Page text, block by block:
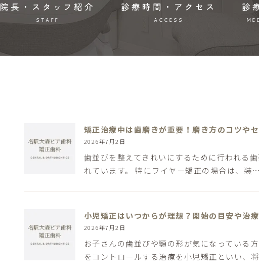
院長・スタッフ紹介
STAFF
診療時間・アクセス
ACCESS
診
矯正治療中は歯磨きが重要！磨き方のコツや
2026年7月2日
歯並びを整えてきれいにするために行われる
れています。 特にワイヤー矯正の場合は、装…
小児矯正はいつからが理想？開始の目安や治
2026年7月2日
お子さんの歯並びや顎の形が気になっている
をコントロールする治療を小児矯正といい、